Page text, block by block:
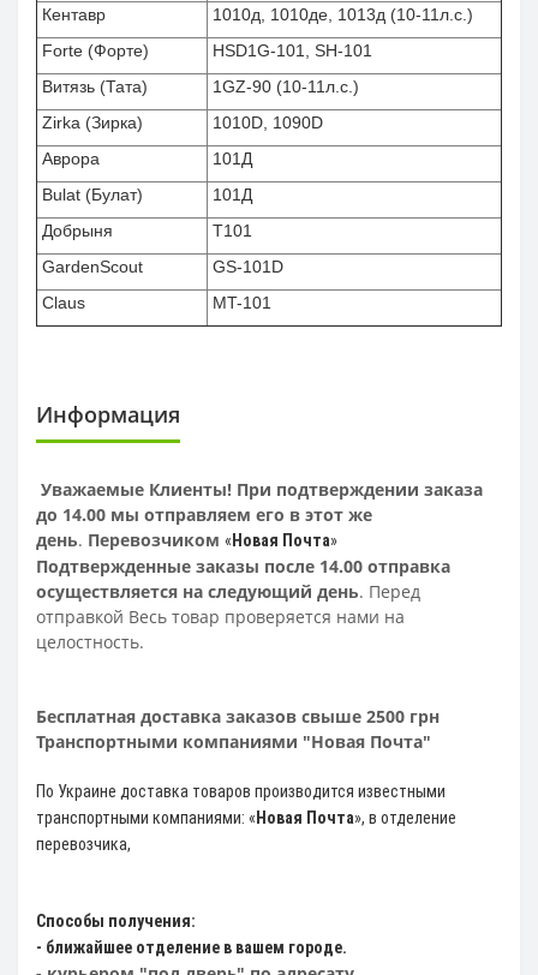
Кентавр
1010д, 1010де, 1013д (10-11л.с.)
Forte (Форте)
HSD1G-101, SH-101
Витязь (Тата)
1GZ-90 (10-11л.с.)
Zirka (Зирка)
1010D, 1090D
Аврора
101Д
Bulat (Булат)
101Д
Добрыня
T101
GardenScout
GS-101D
Claus
MT-101
Информация
Уважаемые Клиенты! При подтверждении заказа
до 14.00 мы отправляем его в этот же
день. Перевозчиком «Новая Почта»
Подтвержденные заказы после 14.00 отправка
осуществляется на следующий день. Перед
отправкой Весь товар проверяется нами на
целостность.
Бесплатная доставка заказов свыше 2500 грн
Транспортными компаниями "Новая Почта"
По Украине доставка товаров производится известными
транспортными компаниями: «Новая Почта», в отделение
перевозчика,
Способы получения:
- ближайшее отделение в вашем городе.